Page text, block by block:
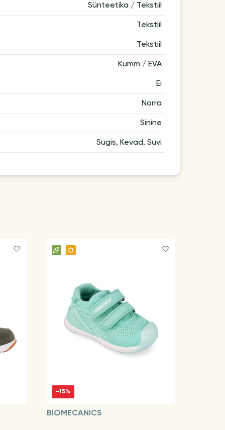
Sünteetika / Tekstiil
Tekstiil
Tekstiil
Kumm / EVA
Ei
Norra
Sinine
Sügis, Kevad, Suvi
-15%
BIOMECANICS